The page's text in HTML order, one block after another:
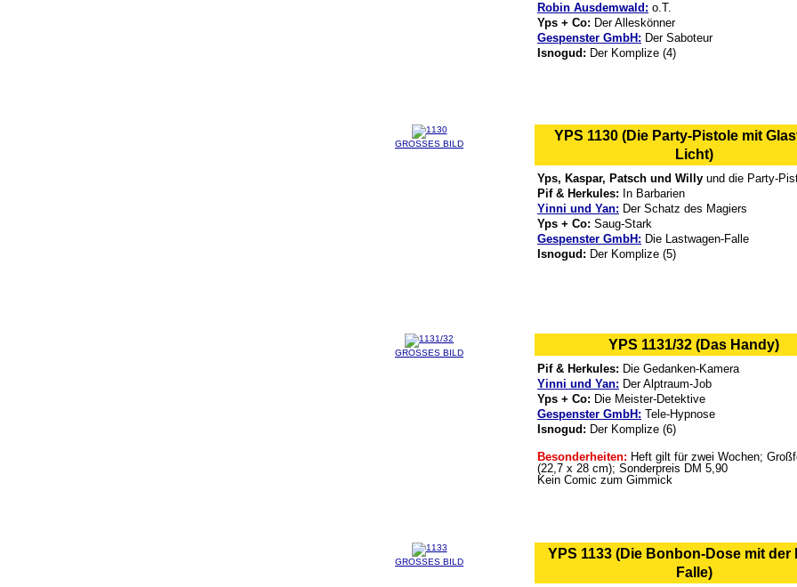
Robin Ausdemwald: o.T.
Yps + Co: Der Alleskönner
Gespenster GmbH: Der Saboteur
Isnogud: Der Komplize (4)
GROSSES BILD
YPS 1130 (Die Party-Pistole mit
Licht)
Yps, Kaspar, Patsch und Willy und die Party-
Pif & Herkules: In Barbarien
Yinni und Yan: Der Schatz des Magiers
Yps + Co: Saug-Stark
Gespenster GmbH: Die Lastwagen-Falle
Isnogud: Der Komplize (5)
GROSSES BILD
YPS 1131/32 (Das Handy)
Pif & Herkules: Die Gedanken-Kamera
Yinni und Yan: Der Alptraum-Job
Yps + Co: Die Meister-Detektive
Gespenster GmbH: Tele-Hypnose
Isnogud: Der Komplize (6)
Besonderheiten: Heft gilt für zwei Wochen;
(22,7 x 28 cm); Sonderpreis DM 5,90
Kein Comic zum Gimmick
GROSSES BILD
YPS 1133 (Die Bonbon-Dose mit der
Falle)